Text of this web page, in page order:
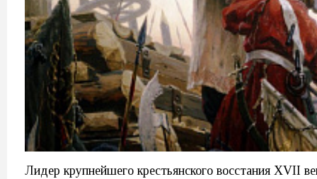
Лидер крупнейшего крестьянского восстания XVII